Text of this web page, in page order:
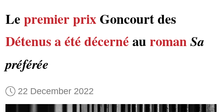
Lepremier prixGoncourt des
Détenusa été décernéauromanSa
préférée
22 December 2022